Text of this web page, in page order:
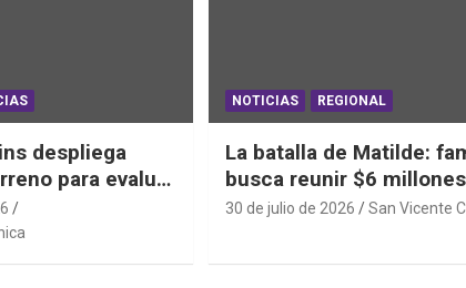
despliega
para evaluar
tras el
NOTICIAS REGIONAL
La batalla de Matilde:
busca reunir $6
una cirugía que no
30 de julio de 2026 San Vicente